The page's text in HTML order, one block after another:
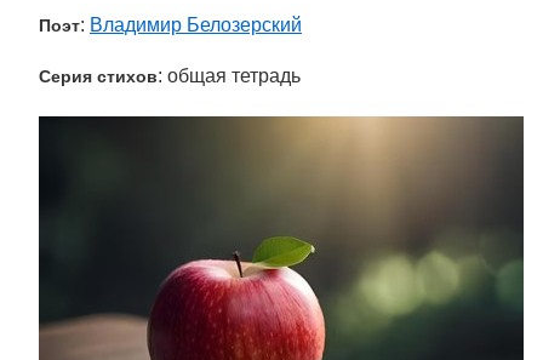
Поэт: Владимир Белозерский
Серия стихов: общая тетрадь